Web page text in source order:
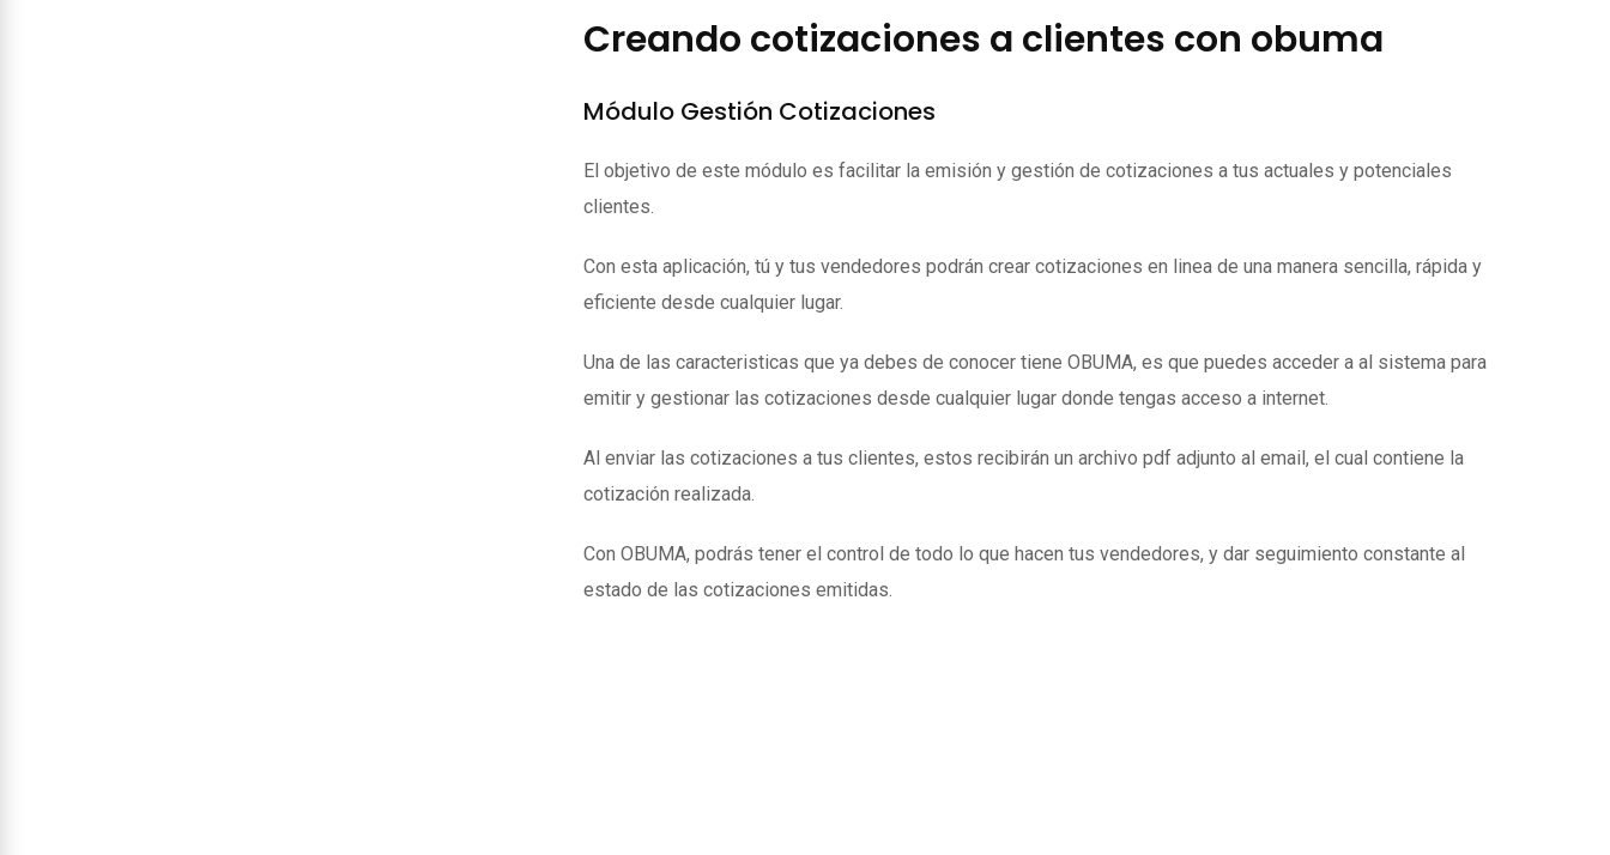
Creando cotizaciones a clientes con obuma
Módulo Gestión Cotizaciones
El objetivo de este módulo es facilitar la emisión y gestión de cotizaciones a tus actuales y potenciales
clientes.
Con esta aplicación, tú y tus vendedores podrán crear cotizaciones en linea de una manera sencilla, rápida y
eficiente desde cualquier lugar.
Una de las caracteristicas que ya debes de conocer tiene OBUMA, es que puedes acceder a al sistema para
emitir y gestionar las cotizaciones desde cualquier lugar donde tengas acceso a internet.
Al enviar las cotizaciones a tus clientes, estos recibirán un archivo pdf adjunto al email, el cual contiene la
cotización realizada.
Con OBUMA, podrás tener el control de todo lo que hacen tus vendedores, y dar seguimiento constante al
estado de las cotizaciones emitidas.